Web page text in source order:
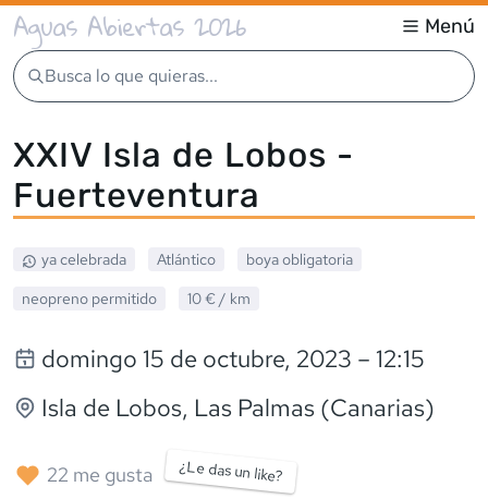
Aguas Abiertas 2026 Menú
Busca lo que quieras...
XXIV Isla de Lobos -
Fuerteventura
ya celebrada Atlántico
boya obligatoria
neopreno permitido 10 € / km
domingo 15 de octubre, 2023 – 12:15
Isla de Lobos, Las Palmas (Canarias)
22 me gusta ¿Le das un like?